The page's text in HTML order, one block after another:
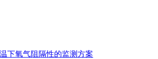
下氧气阻隔性的监测方案